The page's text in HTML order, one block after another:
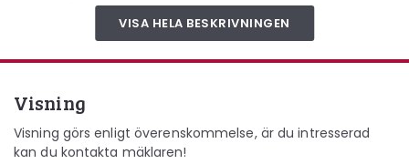
Köksinredningen är från Kristina Kök och erbjuder gott om
skåp och generös bänkyta. Vitvaror i form av spishäll (ca
2018), ugn, diskmaskin (ca 2020), elfläkt, kylskåp, frys med
Vardagsrummet är luftigt med fint ljusinsläpp och utrustat
med en större kamin med glasfronter till tre håll.
VISA HELA BESKRIVNINGEN
Visning
Visning görs enligt överenskommelse, är du intresserad
kan du kontakta mäklaren!